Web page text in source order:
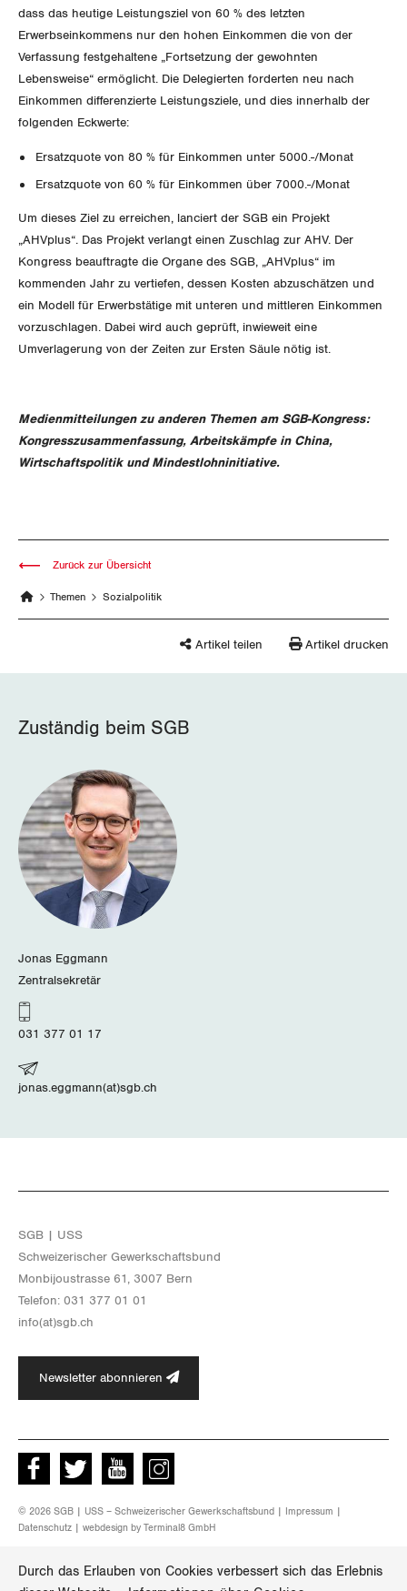
Durch das Erlauben von Cookies verbessert sich das Erlebnis
Post
Energie und Umwelt
Kommunikation und Medien
Gleichstellung von Frauen und Männern
Gleichstellung von LGBTI
BILDUNG & JUGEND
MIGRATION
GEWERKSCHAFTSPOLITIK
Schweiz
Landesstreik
SERVICE
GEWERKSCHAFTSMITGLIED WERDEN
LOHNRECHNER
WEITERBILDUNG
NEWSLETTER
Bestellformular
DER SGB
Präsidialausschuss
Feministische Kommission
Migrationskommission
Aargau
Glarus
Luzern
Neuenburg
Nidwalden
Obwalden
Uri
Zug
Zürich
ANGESCHLOSSENE VERBÄNDE
AGENDA
Medien
Publikationen
Medienmitteilungen
Dossier
Blog Daniel Lampart
dass das heutige Leistungsziel von 60 % des letzten
Erwerbseinkommens nur den hohen Einkommen die von der
Verfassung festgehaltene „Fortsetzung der gewohnten
Lebensweise“ ermöglicht. Die Delegierten forderten neu nach
Einkommen differenzierte Leistungsziele, und dies innerhalb der
folgenden Eckwerte:
Ersatzquote von 80 % für Einkommen unter 5000.-/Monat
Ersatzquote von 60 % für Einkommen über 7000.-/Monat
Um dieses Ziel zu erreichen, lanciert der SGB ein Projekt
„AHVplus“. Das Projekt verlangt einen Zuschlag zur AHV. Der
Kongress beauftragte die Organe des SGB, „AHVplus“ im
kommenden Jahr zu vertiefen, dessen Kosten abzuschätzen und
ein Modell für Erwerbstätige mit unteren und mittleren Einkommen
vorzuschlagen. Dabei wird auch geprüft, inwieweit eine
Umverlagerung von der Zeiten zur Ersten Säule nötig ist.
Medienmitteilungen zu anderen Themen am SGB-Kongress:
Kongresszusammenfassung, Arbeitskämpfe in China,
Wirtschaftspolitik und Mindestlohninitiative.
Themen Sozialpolitik
Zurück zur Übersicht
Artikel teilen Artikel drucken
Zuständig beim SGB
Jonas Eggmann
Zentralsekretär
031 377 01 17
jonas.eggmann(at)sgb.ch
SGB | USS
Schwei­ze­ri­scher Ge­werk­schafts­bund
Mon­bi­joustras­se 61, 3007 Bern
Te­le­fon: 031 377 01 01
info(at)​sgb.​ch
Newsletter abonnieren
Facebook Twitter Youtube instagram
© 2026 SGB | USS – Schweizerischer Gewerkschaftsbund | Impressum
Datenschutz | webdesign by Terminal8 GmbH